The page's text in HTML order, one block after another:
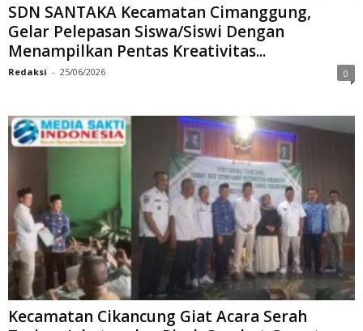
SDN SANTAKA Kecamatan Cimanggung,
Gelar Pelepasan Siswa/Siswi Dengan
Menampilkan Pentas Kreativitas...
Redaksi - 25/06/2026 0
Kecamatan Cikancung Giat Acara Serah